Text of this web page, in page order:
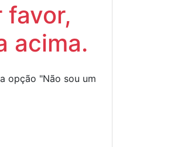
favor,
acima.
opção "Não sou um